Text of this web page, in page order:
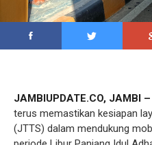
JAMBIUPDATE.CO, JAMBI –
terus memastikan kesiapan
(JTTS) dalam mendukung